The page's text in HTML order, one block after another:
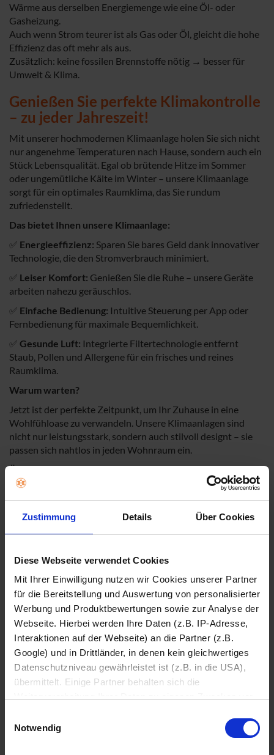
Zustimmung Details Über Cookies
Diese Webseite verwendet Cookies
Mit Ihrer Einwilligung nutzen wir Cookies unserer Partner
für die Bereitstellung und Auswertung von personalisierter
Werbung und Produktbewertungen sowie zur Analyse der
Webseite. Hierbei werden Ihre Daten (z.B. IP-Adresse,
Interaktionen auf der Webseite) an die Partner (z.B.
Google) und in Drittländer, in denen kein gleichwertiges
Datenschutzniveau gewährleistet ist (z.B. in die USA),
übermittelt. Einige Partner behalten sich die
Dritten). Weitere Infos erhalten Sie in der
Notwendig
Wärme aus derselben Energiemenge wie eine Öl- oder
Gasheizung.
Auch wenn Strom teurer ist als Gas oder Öl, gleicht die hohe
Effizienz das oft mehr als aus.
Zusätzlich: keine fossilen Brennstoffe nötig → besser für
Umwelt & Klima.
Genießen Sie perfekte Klimakontrolle
– zu jeder Jahreszeit!
Mit unserer hochmodernen Klimaanlage holen Sie sich nicht
nur angenehme Temperaturen nach Hause, sondern auch ein
Stück Lebensqualität. Egal ob brütende Hitze im Sommer
oder ungemütliche Kälte im Winter – unsere Klimaanlage
sorgt für ein optimales Raumklima, das Sie rundum
zufriedenstellt.
Das bietet Ihnen unsere Klimaanlage:
✅ Energieeffizienz: Sparen Sie bares Geld dank innovativer
Technologie, die den Stromverbrauch minimiert.
✅ Leiser Komfort: Genießen Sie die Ruhe – unsere Geräte
arbeiten nahezu geräuschlos.
✅ Einfache Bedienung: Intuitive Steuerung per App oder
Fernbedienung für maximale Bequemlichkeit.
✅ Gesunde Luft: Integrierte Filtertechnologie entfernt
Staub, Pollen und Allergene für ein frisches und reines
Raumklima.
Warum warten?
Jetzt ist der perfekte Zeitpunkt, um Ihr Zuhause in eine
Wohlfühloase zu verwandeln. Unsere Klimaanlagen sind
nicht nur leistungsstark, sondern auch stilvoll designt – sie
passen sich nahtlos in jeden Wohnraum ein.
Überzeugen Sie sich selbst – besuchen Sie uns im Geschäft
oder kontaktieren Sie uns für eine persönliche Beratung.
„Ihre Wohlfühltemperatur zu jeder Jahreszeit!“
Genießen Sie das perfekte Raumklima – egal, ob heiße
Sommertage oder kalte Winterabende. Mit unserer modernen
Ihre Klimaanlage für Zuhause bei expert Hartmann in Bad